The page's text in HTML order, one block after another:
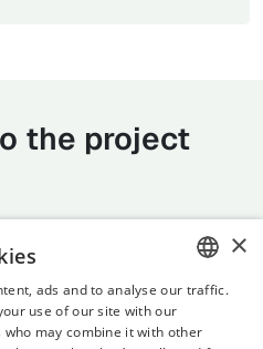
the project
ENGLISH
×
ads and to analyse our traffic.
use of our site with our
may combine it with other